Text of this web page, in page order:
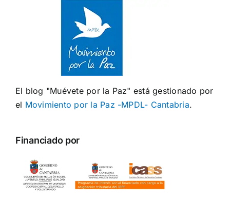
El blog "Muévete por la Paz" está gestionado por
el Movimiento por la Paz -MPDL- Cantabria.
Financiado por